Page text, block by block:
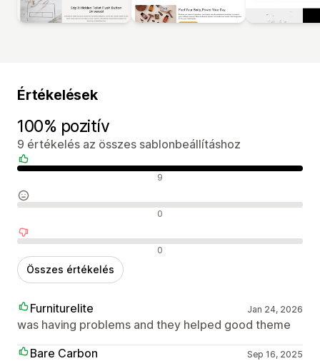
Értékelések
100% pozitív
9 értékelés az összes sablonbeállításhoz
Pozitív értékelések 9
Semleges értékelések 0
Negatív értékelések 0
Összes értékelés
Furniturelite Jan 24, 2026
was having problems and they helped good theme
Bare Carbon
Sep 16, 2025